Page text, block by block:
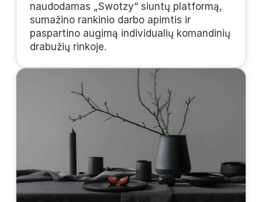
naudodamas „Swotzy“ siuntų platformą,
sumažino rankinio darbo apimtis ir
paspartino augimą individualių komandinių
drabužių rinkoje.